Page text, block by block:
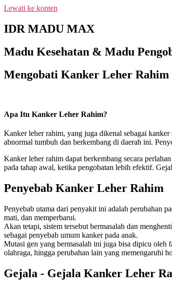
Lewati ke konten
IDR MADU MAX
Madu Kesehatan & Madu
Mengobati Kanker Leher Rahim
Apa Itu Kanker Leher Rahim?
Kanker leher rahim, yang juga dikenal sebagai
abnormal tumbuh dan berkembang di daerah ini.
Kanker leher rahim dapat berkembang secara
pada tahap awal, ketika pengobatan lebih efektif.
Penyebab Kanker Leher Rahim
Penyebab utama dari penyakit ini adalah perubahan
mati, dan memperbarui.
Akan tetapi, sistem tersebut bermasalah dan
sebagai penyebab umum kanker pada anak.
Mutasi gen yang bermasalah ini juga bisa dipicu oleh
olahraga, hingga perubahan lain yang memengaruhi
Gejala - Gejala Kanker Leher
NEW PROMO !! BAYAR SETELAH